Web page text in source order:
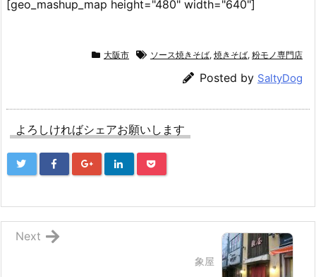
[geo_mashup_map height="480" width="640"]
大阪市 ソース焼きそば, 焼きそば, 粉モノ専門店
Posted by SaltyDog
よろしければシェアお願いします
象屋
Next